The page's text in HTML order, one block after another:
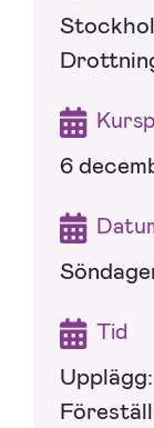
6
Tid